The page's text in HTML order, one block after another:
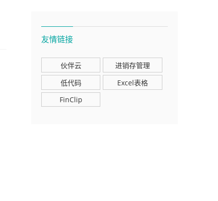
友情链接
伙伴云
进销存管理
低代码
Excel表格
FinClip